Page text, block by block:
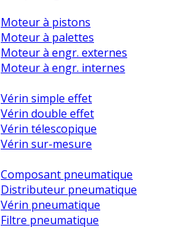
Moteur à pistons
Moteur à palettes
Moteur à engr. externes
Moteur à engr. internes
Vérin simple effet
Vérin double effet
Vérin télescopique
Vérin sur-mesure
Composant pneumatique
Distributeur pneumatique
Vérin pneumatique
Filtre pneumatique